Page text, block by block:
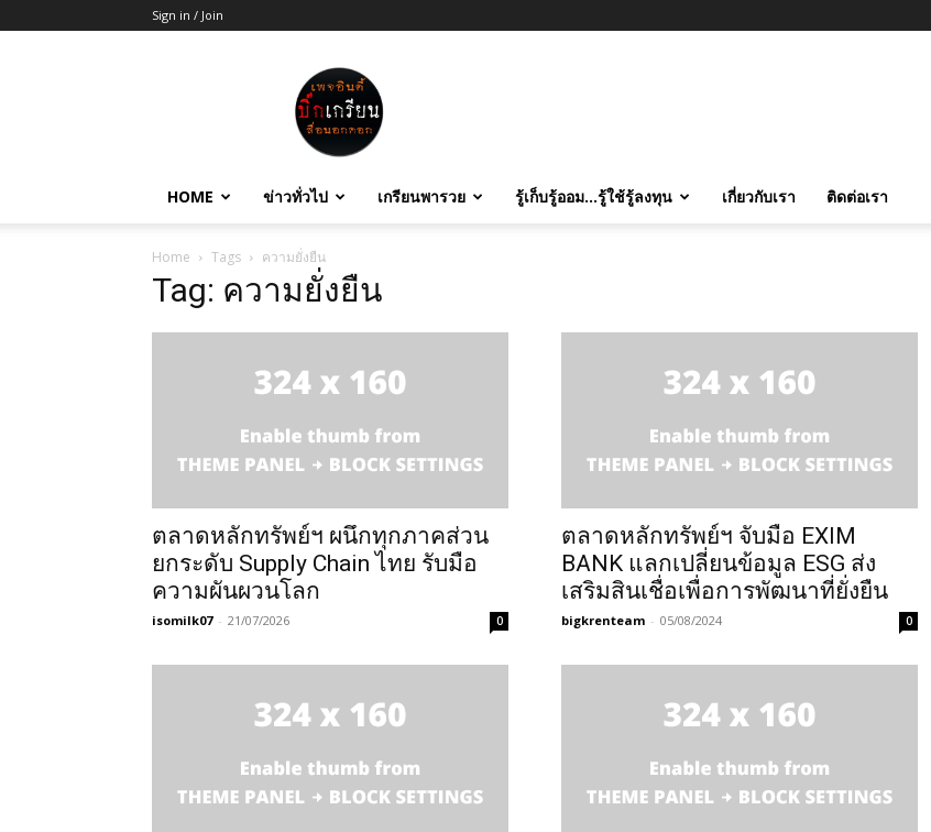
Sign in / Join
บิ๊ก
เกรียน
HOME ข่าวทั่วไป เกรียนพารวย รู้เก็บรู้ออม…รู้ใช้รู้ลงทุน เกี่ยวกับเรา ติดต่อเรา
Home Tags ความยั่งยืน
Tag: ความยั่งยืน
ตลาดหลักทรัพย์ฯ ผนึกทุกภาคส่วน
ยกระดับ Supply Chain ไทย รับมือ
ความผันผวนโลก
isomilk07 - 21/07/2026 0
ตลาดหลักทรัพย์ฯ จับมือ EXIM
BANK แลกเปลี่ยนข้อมูล ESG ส่ง
เสริมสินเชื่อเพื่อการพัฒนาที่ยั่งยืน
bigkrenteam - 05/08/2024 0